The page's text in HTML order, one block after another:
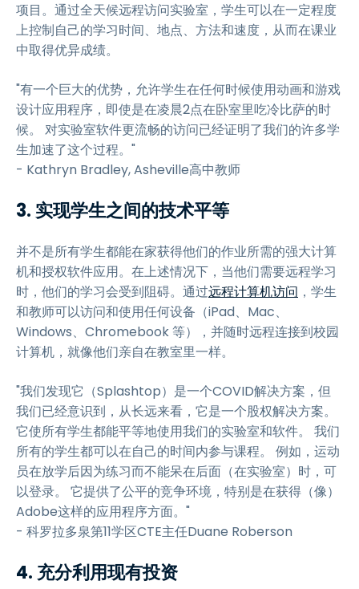
项目。通过全天候远程访问实验室，学生可以在一定程度
上控制自己的学习时间、地点、方法和速度，从而在课业
中取得优异成绩。
"有一个巨大的优势，允许学生在任何时候使用动画和游戏
设计应用程序，即使是在凌晨2点在卧室里吃冷比萨的时
候。 对实验室软件更流畅的访问已经证明了我们的许多学
生加速了这个过程。"
- Kathryn Bradley, Asheville高中教师
3. 实现学生之间的技术平等
并不是所有学生都能在家获得他们的作业所需的强大计算
机和授权软件应用。在上述情况下，当他们需要远程学习
时，他们的学习会受到阻碍。通过远程计算机访问 ，学生
和教师可以访问和使用任何设备（iPad、Mac、
Windows、Chromebook 等），并随时远程连接到校园
计算机，就像他们亲自在教室里一样。
"我们发现它（Splashtop）是一个COVID解决方案，但
我们已经意识到，从长远来看，它是一个股权解决方案。
它使所有学生都能平等地使用我们的实验室和软件。 我们
所有的学生都可以在自己的时间内参与课程。 例如，运动
员在放学后因为练习而不能呆在后面（在实验室）时，可
以登录。 它提供了公平的竞争环境，特别是在获得（像）
Adobe这样的应用程序方面。"
- 科罗拉多泉第11学区CTE主任Duane Roberson
4. 充分利用现有投资